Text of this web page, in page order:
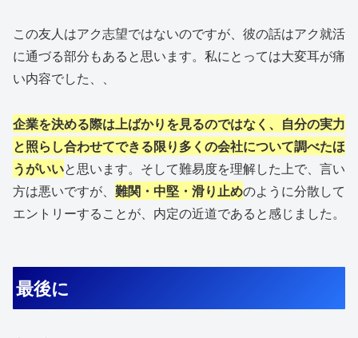
この友人はアク志望ではないのですが、彼の話はアク就活
に通づる部分もあると思います。私にとっては大変耳が痛
い内容でした、、
企業を決める際は上ばかりを見るのではなく、自分の実力
と照らし合わせてできる限り多くの会社について調べたほ
うがいいと思います。そして難易度を理解した上で、言い
方は悪いですが、 難関・中堅・滑り止めのように分散して
エントリーすることが、内定の近道であると感じました。
最後に